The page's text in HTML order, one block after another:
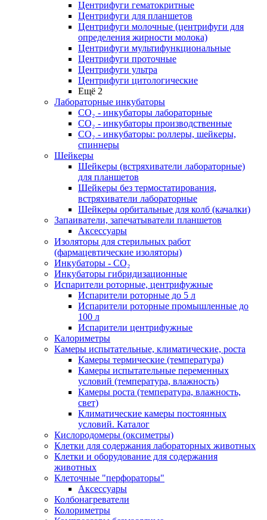
Центрифуги гематокритные
Центрифуги для планшетов
Центрифуги молочные (центрифуги для
определения жирности молока)
Центрифуги мультифункциональные
Центрифуги проточные
Центрифуги ультра
Центрифуги цитологические
Ещё 2
Лабораторные инкубаторы
СО₂ - инкубаторы лабораторные
СО₂ - инкубаторы производственные
СО₂ - инкубаторы: роллеры, шейкеры,
спиннеры
Шейкеры
Шейкеры (встряхиватели лабораторные)
для планшетов
Шейкеры без термостатирования,
встряхиватели лабораторные
Шейкеры орбитальные для колб (качалки)
Запаиватели, запечатыватели планшетов
Аксессуары
Изоляторы для стерильных работ
(фармацевтические изоляторы)
Инкубаторы - CO₂
Инкубаторы гибридизационные
Испарители роторные, центрифужные
Испарители роторные до 5 л
Испарители роторные промышленные до
100 л
Испарители центрифужные
Калориметры
Камеры испытательные, климатические, роста
Камеры термические (температура)
Камеры испытательные переменных
условий (температура, влажность)
Камеры роста (температура, влажность,
свет)
Климатические камеры постоянных
условий. Каталог
Кислородомеры (оксиметры)
Клетки для содержания лабораторных животных
Клетки и оборудование для содержания
животных
Клеточные "перфораторы"
Аксессуары
Колбонагреватели
Колориметры